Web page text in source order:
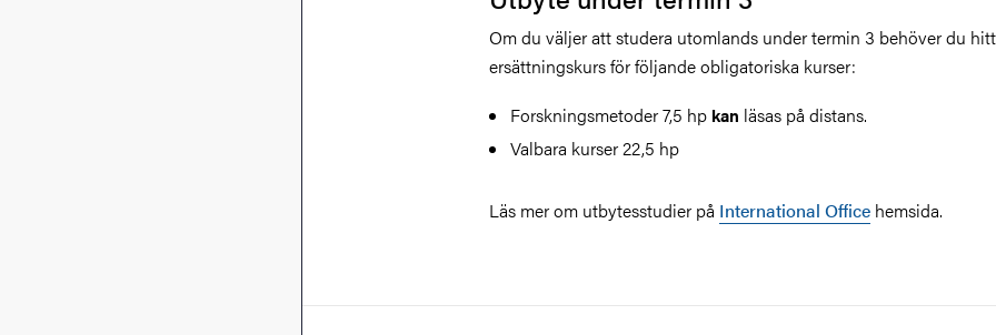
Om du väljer att studera utomlands under termin 3 behöver du
ersättningskurs för följande obligatoriska kurser:
Forskningsmetoder 7,5 hp kan läsas på distans.
Valbara kurser 22,5 hp
Läs mer om utbytesstudier på International Office hemsida.